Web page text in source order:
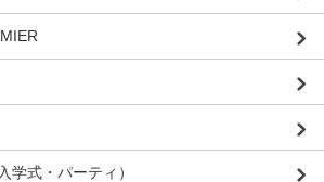
学式・パーティ）